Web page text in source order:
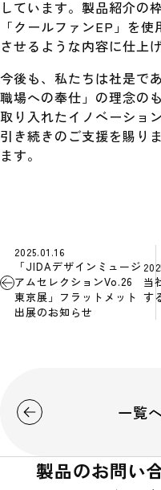
しています。製品紹介の
「クールファンEP」を
させるような内容に仕上げ
今後も、私たちは社是で
職場への奉仕」の理念の
取り入れたイノベーショ
引き続きのご支援を賜り
ます。
2025.01.16
「JIDAデザインミュージ
アムセレクションVo.26
東京展」フラットメット
出展のお知らせ
当
す
一覧
製品のお問い